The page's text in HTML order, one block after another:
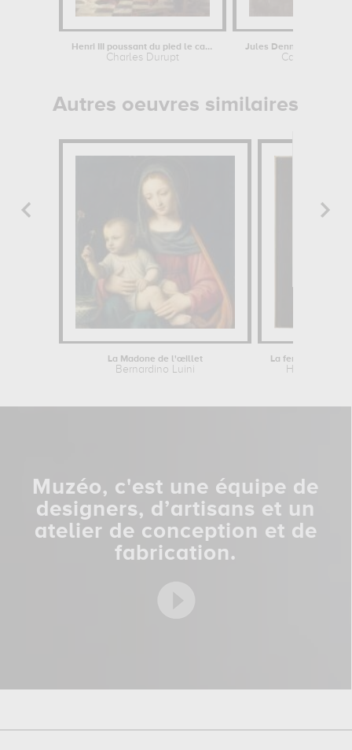
Henri III poussant du pied le cadavre...
Charles Durupt Carolus-Duran
Autres oeuvres similaires
La Madone de l'œillet
Bernardino Luini Hans
Muzéo, c'est une équipe de
designers, d’artisans et un
atelier de conception et de
fabrication.